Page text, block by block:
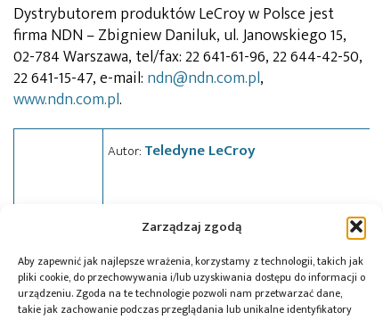
Zarządzaj zgodą
Aby zapewnić jak najlepsze wrażenia, korzystamy z technologii, takich jak
pliki cookie, do przechowywania i/lub uzyskiwania dostępu do informacji o
urządzeniu. Zgoda na te technologie pozwoli nam przetwarzać dane,
takie jak zachowanie podczas przeglądania lub unikalne identyfikatory
Dystrybutorem produktów LeCroy w Polsce jest
firma NDN – Zbigniew Daniluk, ul. Janowskiego 15,
02-784 Warszawa, tel/fax: 22 641-61-96, 22 644-42-50,
22 641-15-47, e-mail: ndn@ndn.com.pl,
www.ndn.com.pl.
Autor: Teledyne LeCroy
Tagi:NDN,news,oscyloskop,pomiary,sprzęt
pomiarowy